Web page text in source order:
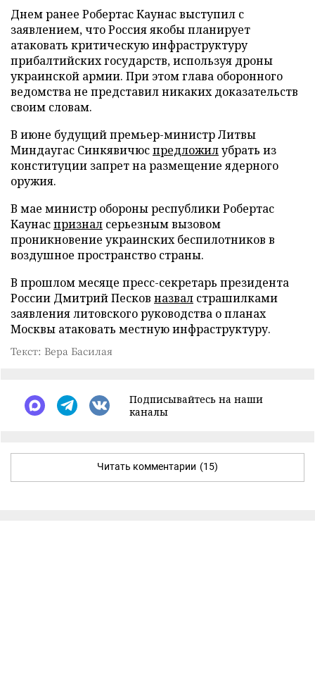
Днем ранее Робертас Каунас выступил с
заявлением, что Россия якобы планирует
атаковать критическую инфраструктуру
прибалтийских государств, используя дроны
украинской армии. При этом глава оборонного
ведомства не представил никаких доказательств
своим словам.
В июне будущий премьер-министр Литвы
Миндаугас Синкявичюспредложилубрать из
конституции запрет на размещение ядерного
оружия.
В мае министр обороны республики Робертас
Каунаспризнал серьезным вызовом
проникновение украинских беспилотников в
воздушное пространство страны.
В прошлом месяце пресс-секретарь президента
России Дмитрий Песков назвал страшилками
заявления литовского руководства о планах
Москвы атаковать местную инфраструктуру.
Текст: Вера Басилая
Подписывайтесь на наши
каналы
Читать комментарии (15)